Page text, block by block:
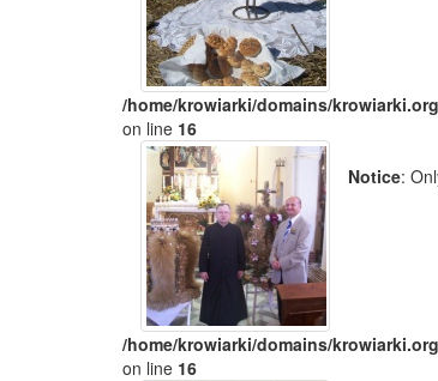
/home/krowiarki/domains/
on line 16
Notice:
/home/krowiarki/domains/
on line 16